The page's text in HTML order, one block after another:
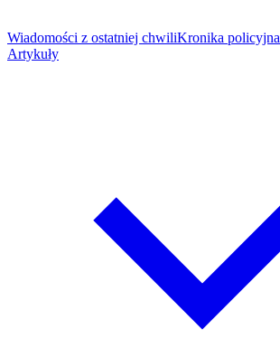
Wiadomości z ostatniej chwiliKronika policyjna
Artykuły